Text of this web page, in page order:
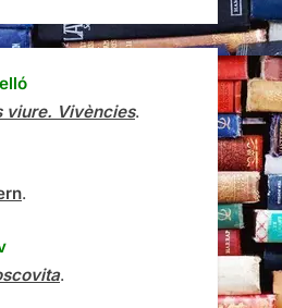
viure. Vivències.
.
.